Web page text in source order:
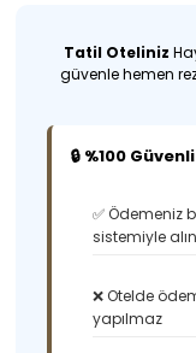
Tatil Oteliniz
güvenle hemen
🔒 %100
✅ Ödemeniz
sistemiyle
❌ Otelde
yapılmaz